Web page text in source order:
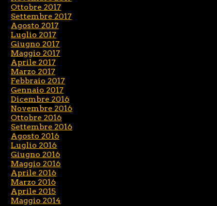
Ottobre 2017
Settembre 2017
Agosto 2017
Luglio 2017
Giugno 2017
Maggio 2017
Aprile 2017
Marzo 2017
Febbraio 2017
Gennaio 2017
Dicembre 2016
Novembre 2016
Ottobre 2016
Settembre 2016
Agosto 2016
Luglio 2016
Giugno 2016
Maggio 2016
Aprile 2016
Marzo 2016
Aprile 2015
Maggio 2014